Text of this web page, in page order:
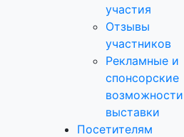
участия
Отзывы
участников
Рекламные и
спонсорские
возможности
выставки
Посетителям